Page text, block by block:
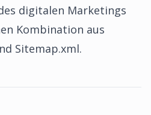
digitalen Marketings
Kombination aus
Sitemap.xml.